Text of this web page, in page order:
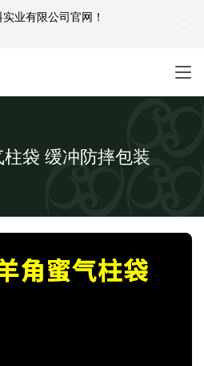
袋 缓冲防摔包装
业有限公司官网 ！